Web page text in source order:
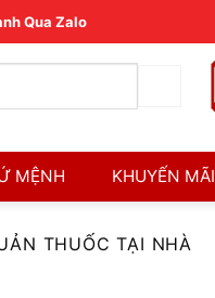
MỆNH KHUYẾN MÃI
THUỐC TẠI NHÀ
Qua Zalo